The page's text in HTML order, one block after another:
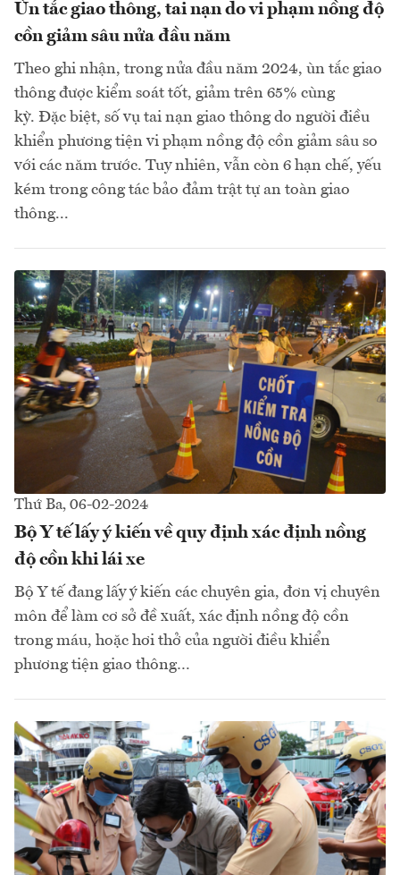
Ùn tắc giao thông, tai nạn do vi phạm nồng độ
cồn giảm sâu nửa đầu năm
Theo ghi nhận, trong nửa đầu năm 2024, ùn tắc giao
thông được kiểm soát tốt, giảm trên 65% cùng
kỳ. Đặc biệt, số vụ tai nạn giao thông do người điều
khiển phương tiện vi phạm nồng độ cồn giảm sâu so
với các năm trước. Tuy nhiên, vẫn còn 6 hạn chế, yếu
kém trong công tác bảo đảm trật tự an toàn giao
thông...
Thứ Ba, 06-02-2024
Bộ Y tế lấy ý kiến về quy định xác định nồng
độ cồn khi lái xe
Bộ Y tế đang lấy ý kiến các chuyên gia, đơn vị chuyên
môn để làm cơ sở đề xuất, xác định nồng độ cồn
trong máu, hoặc hơi thở của người điều khiển
phương tiện giao thông…